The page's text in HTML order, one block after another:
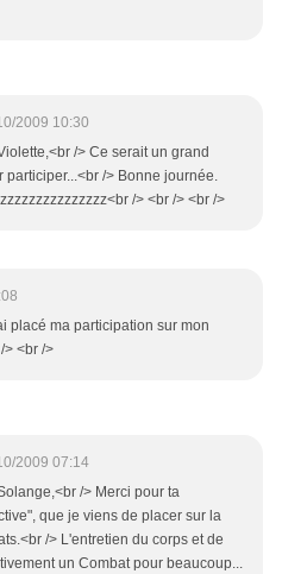
2009 10:30
/> Ce serait un grand
participer...<br /> Bonne journée.
/> <br /> <br />
placé ma participation sur mon
> <br />
2009 07:14
/> Merci pour ta
que je viens de placer sur la
/> L'entretien du corps et de
un Combat pour beaucoup...